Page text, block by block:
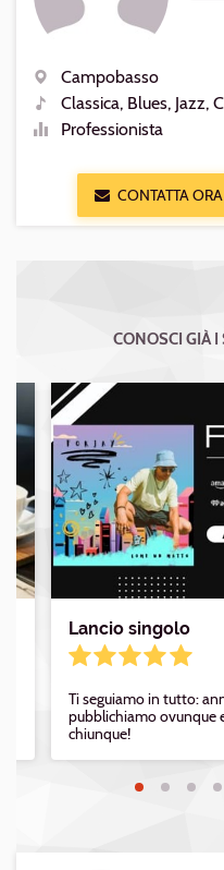
Luogo
Campobasso
Generi
Classica, Blues, Jazz,
Professionista
CONTATTA ORA
CONOSCI GIÀ
Lancio singolo
Ti seguiamo in tutto:
pubblichiamo ovunque
chiunque!